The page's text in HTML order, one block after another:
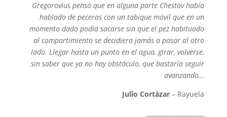
Gregorovius pensó que en alguna parte Chestov había
hablado de peceras con un tabique móvil que en un
momento dado podía sacarse sin que el pez habituado
al compartimiento se decidiera jamás a pasar al otro
lado. Llegar hasta un punto en el agua, girar, volverse,
sin saber que ya no hay obstáculo, que bastaría seguir
avanzando…
Julio Cortázar – Rayuela